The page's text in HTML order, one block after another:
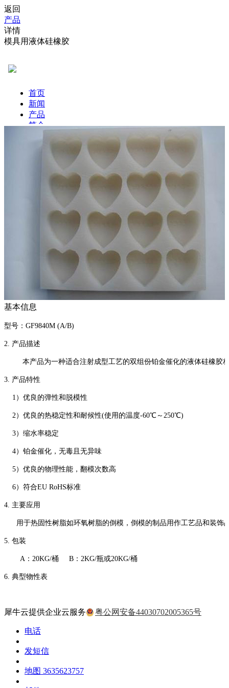
返回
产品
详情
模具用液体硅橡胶
基本信息
型号：GF9840M (A/B)
2. 产品描述
本产品为一种适合注射成型工艺的双组份铂金催化的液体硅橡胶材
3. 产品特性
1）优良的弹性和脱模性
2）优良的热稳定性和耐候性(使用的温度-60℃～250℃)
3）缩水率稳定
4）铂金催化，无毒且无异味
5）优良的物理性能，翻模次数高
6）符合EU RoHS标准
4. 主要应用
用于热固性树脂如环氧树脂的倒模，倒模的制品用作工艺品和装饰
5. 包装
A：20KG/桶 B：2KG/瓶或20KG/桶
6. 典型物性表
犀牛云提供企业云服务 粤公网安备44030702005365号
电话
发短信
地图 3635623757